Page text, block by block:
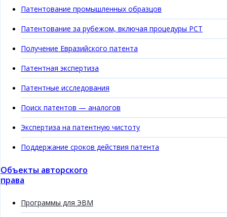
Патентование промышленных образцов
Патентование за рубежом, включая процедуры PCT
Получение Евразийского патента
Патентная экспертиза
Патентные исследования
Поиск патентов — аналогов
Экспертиза на патентную чистоту
Поддержание сроков действия патента
Объекты авторского
права
Программы для ЭВМ